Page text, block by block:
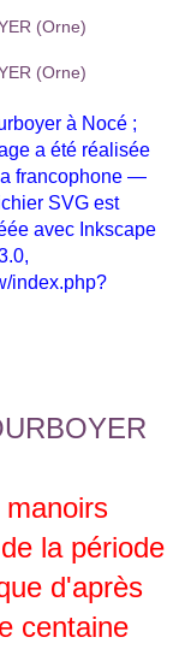
à Nocé ;
a été réalisée
francophone —
SVG est
avec Inkscape
index.php?
la période
d'après
centaine